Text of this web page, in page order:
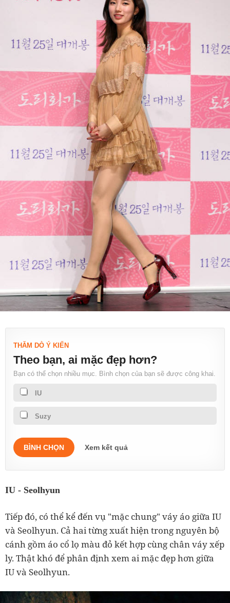
THĂM DÒ Ý KIẾN
Theo bạn, ai mặc đẹp hơn?
Bạn có thể chọn nhiều mục. Bình chọn của bạn sẽ được công khai.
IU
Suzy
BÌNH CHỌN Xem kết quả
IU - Seolhyun
Tiếp đó, có thể kể đến vụ "mặc chung" váy áo giữa IU
và Seolhyun. Cả hai từng xuất hiện trong nguyên bộ
cánh gồm áo cổ lọ màu đỏ kết hợp cùng chân váy xếp
ly. Thật khó để phân định xem ai mặc đẹp hơn giữa
IU và Seolhyun.